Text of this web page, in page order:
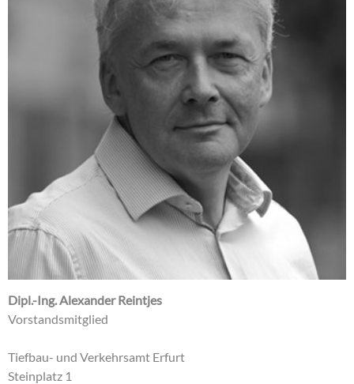
Dipl.-Ing. Alexander Reintjes
Vorstandsmitglied
Tiefbau- und Verkehrsamt Erfurt
Steinplatz 1